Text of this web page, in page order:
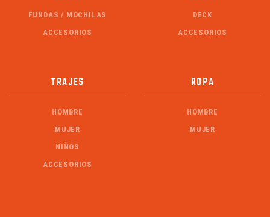
FUNDAS / MOCHILAS
ACCESORIOS
DECK
ACCESORIOS
TRAJES
HOMBRE
MUJER
NIÑOS
ACCESORIOS
ROPA
HOMBRE
MUJER